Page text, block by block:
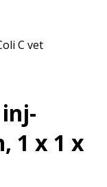
C vet
1 x 1 x